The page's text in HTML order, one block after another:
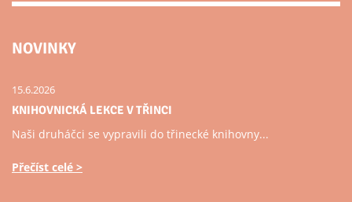
NOVINKY
15.6.2026
KNIHOVNICKÁ LEKCE V TŘINCI
Naši druháčci se vypravili do třinecké knihovny...
Přečíst celé